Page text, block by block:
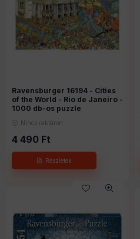
Ravensburger 16194 - Cities
of the World - Rio de Janeiro -
1000 db-os puzzle
Nincs raktáron
4 490 Ft